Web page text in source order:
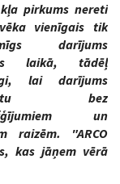
pirkums nereti
vienīgais tik
darījums
laikā, tādēļ
lai darījums
bez
un
raizēm. "ARCO
kas jāņem vērā